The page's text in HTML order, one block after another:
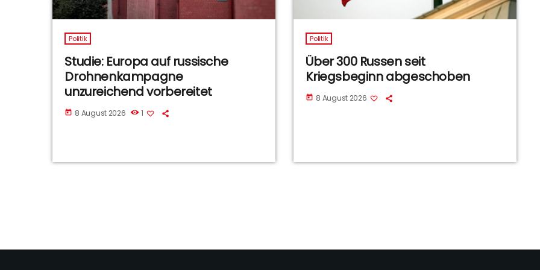
Politik
Studie: Europa auf russische
Drohnenkampagne
unzureichend vorbereitet
today 8 August 2026 1
Politik
Über 300 Russen seit
Kriegsbeginn abgeschoben
today 8 August 2026